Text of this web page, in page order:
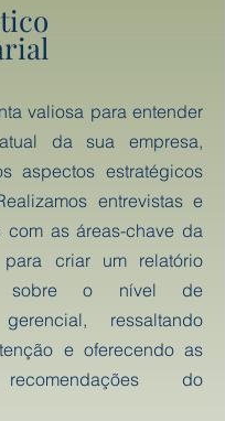
valiosa para entender
da sua empresa,
aspectos estratégicos
entrevistas e
com as áreas-chave da
para criar um relatório
sobre o nível de
ressaltando
e oferecendo as
do